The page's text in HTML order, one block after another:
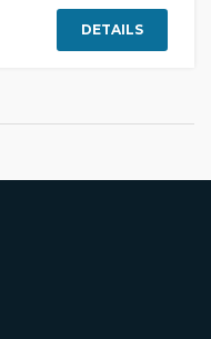
DETAILS